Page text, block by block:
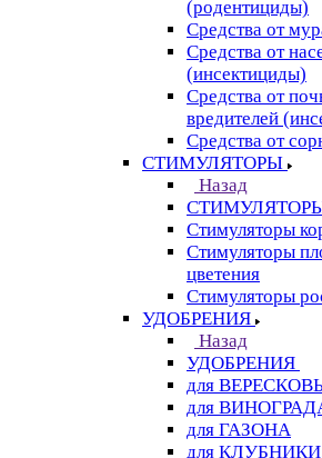
(родентициды)
Средства от
Средства от
(инсектициды)
Средства от
вредителей
Средства от
СТИМУЛЯТОРЫ
Назад
Стимуляторы
Стимуляторы
цветения
Стимуляторы
УДОБРЕНИЯ
Назад
УДОБРЕНИЯ
для
для
для ГАЗОНА
для